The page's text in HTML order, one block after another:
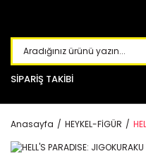
SİPARİŞ TAKİBİ
Anasayfa HEYKEL-FİGÜR